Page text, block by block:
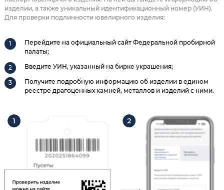
изделии, а также уникальный идентификационный номер (УИН).
Для проверки подлинности ювелирного изделия:
Перейдите на официальный сайт Федеральной пробирной
палаты;
Введите УИН, указанный на бирке украшения;
Получите подробную информацию об изделии в едином
реестре драгоценных камней, металлов и изделий с ними.